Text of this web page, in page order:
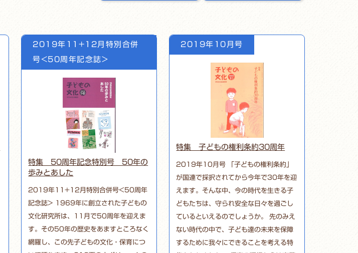
2019年11+12月特別合併
号<50周年記念誌>
特集 50周年記念特別号 50年の
歩みとあした
2019年11+12月特別合併号<50周年
記念誌> 1969年に創立された子どもの
文化研究所は、11月で50周年を迎えま
す。その50年の歴史をあますところなく
網羅し、この先子どもの文化・保育につ
2019年10月号
特集 子どもの権利条約30周年
2019年10月号 「子どもの権利条約」
が国連で採択されてから今年で30年を迎
えます。そんな中、今の時代を生きる子
どもたちは、守られ安全な日々を過ごし
ているといえるのでしょうか。 先のみえ
ない時代の中で、子ども達の未来を保障
するために我々にできることを考える特